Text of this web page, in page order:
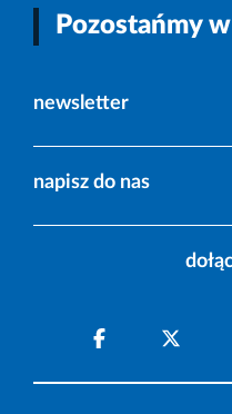
Pozostańmy
newsletter
napisz do nas